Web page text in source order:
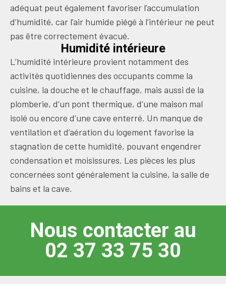
adéquat peut également favoriser l’accumulation
d’humidité, car l’air humide piégé à l’intérieur ne peut
pas être correctement évacué.
Humidité intérieure
L’humidité intérieure provient notamment des
activités quotidiennes des occupants comme la
cuisine, la douche et le chauffage, mais aussi de la
plomberie, d’un pont thermique, d’une maison mal
isolé ou encore d’une cave enterré. Un manque de
ventilation et d’aération du logement favorise la
stagnation de cette humidité, pouvant engendrer
condensation et moisissures. Les pièces les plus
concernées sont généralement la cuisine, la salle de
bains et la cave.
Nous contacter au
02 37 33 75 30